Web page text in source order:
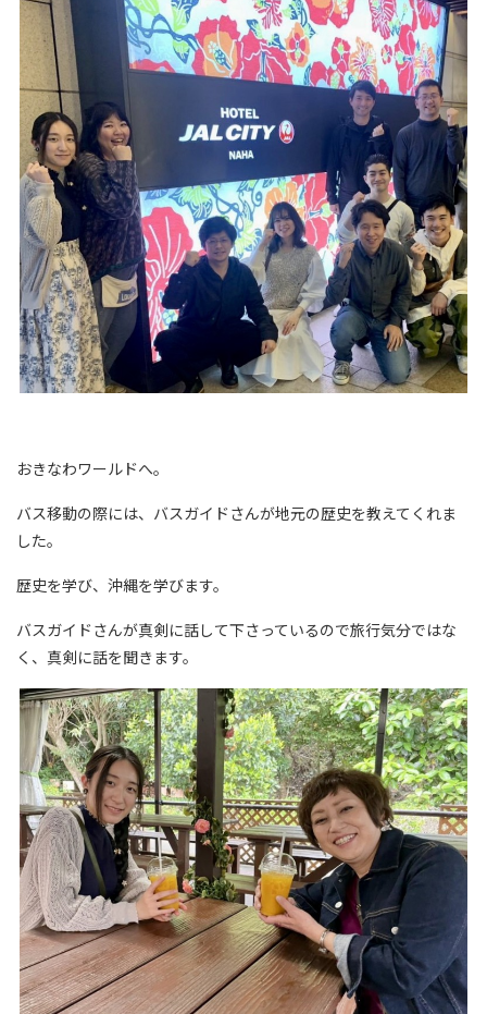
おきなわワールドへ。
バス移動の際には、バスガイドさんが地元の歴史を教えてくれま
した。
歴史を学び、沖縄を学びます。
バスガイドさんが真剣に話して下さっているので旅行気分ではな
く、真剣に話を聞きます。